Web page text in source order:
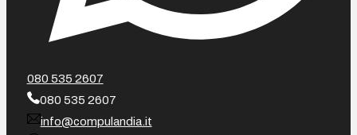
080 535 2607
080 535 2607
info@compulandia.it